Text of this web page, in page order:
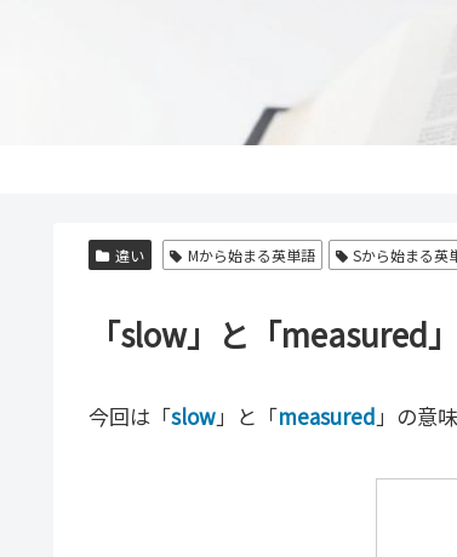
違い Mから始まる英単語 Sから始まる英
「slow」と「measured
今回は「slow」と「measured」の意